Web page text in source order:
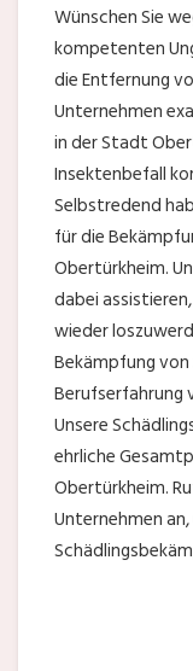
Wünschen Sie
kompetenten
die Entfernung
Unternehmen
in der Stadt
Insektenbefall
Selbstredend
für die
Obertürkheim.
dabei
wieder
Bekämpfung
Berufserfahrung
Unsere
ehrliche
Obertürkheim.
Unternehmen